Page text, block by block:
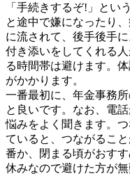
「手続きするぞ!」とい
と途中で嫌になったり
に流されて、後手後手に
付き添いをしてくれる
る時間帯は避けます。
がかかります。
一番最初に、年金事務
と良いです。なお、電
悩みをよく聞きます。
ていると、つながるこ
番か、閉まる頃がおす
休みなので避けた方が無